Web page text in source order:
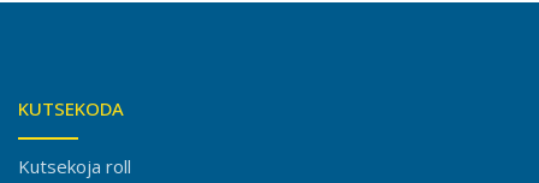
KUTSEKODA
Kutsekoja roll